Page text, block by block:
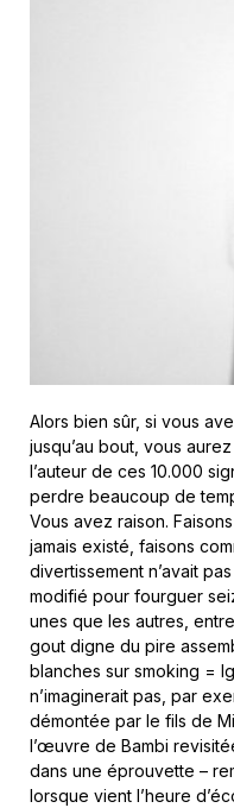
Alors bien sûr, si vous
jusqu’au bout, vous
l’auteur de ces 10.000
perdre beaucoup de
Vous avez raison.
jamais existé, faisons
divertissement n’avait
modifié pour fourguer
unes que les autres,
gout digne du pire
blanches sur smoking =
n’imaginerait pas, par
démontée par le fils de
l’œuvre de Bambi
dans une éprouvette –
lorsque vient l’heure